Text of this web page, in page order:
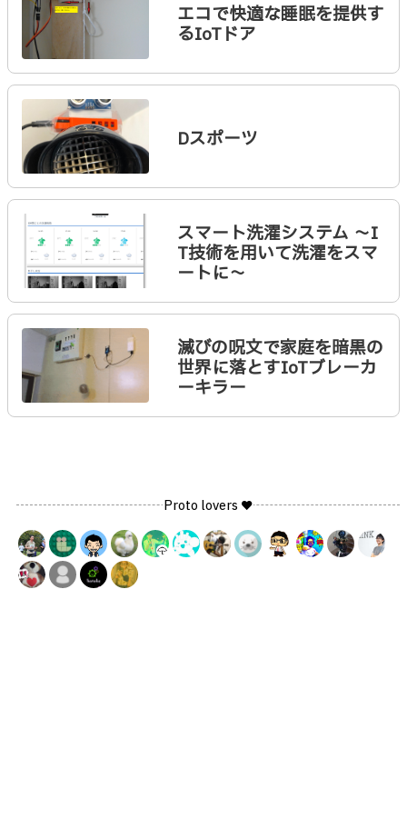
エコで快適な睡眠を提供す
るIoTドア
Dスポーツ
スマート洗濯システム 〜I
T技術を用いて洗濯をスマ
ートに〜
滅びの呪文で家庭を暗黒の
世界に落とすIoTブレーカ
ーキラー
Proto lovers ♥